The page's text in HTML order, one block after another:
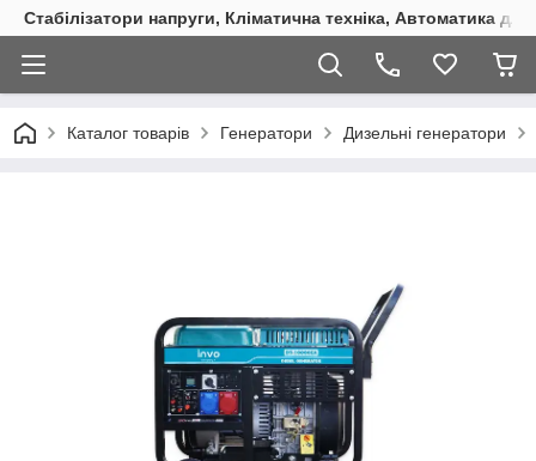
Стабілізатори напруги, Кліматична техніка, Автоматика
Каталог товарів Генератори Дизельні генератори